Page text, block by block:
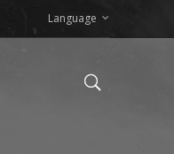
Language